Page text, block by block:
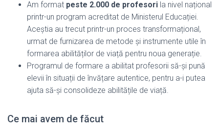
Am format peste 2.000 de profesori la nivel național
printr-un program acreditat de Ministerul Educației.
Aceștia au trecut printr-un proces transformațional,
urmat de furnizarea de metode și instrumente utile în
formarea abilităților de viață pentru noua generație.
Programul de formare a abilitat profesorii să-și pună
elevii în situații de învățare autentice, pentru a-i putea
ajuta să-și consolideze abilitățile de viață.
Ce mai avem de făcut